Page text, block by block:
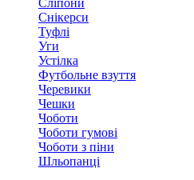
Сліпони
Снікерси
Туфлі
Уги
Устілка
Футбольне взуття
Черевики
Чешки
Чоботи
Чоботи гумові
Чоботи з піни
Шльопанці